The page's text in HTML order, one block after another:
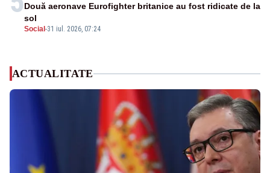
Social -31 iul. 2026, 07:24
Două aeronave Eurofighter britanice au fost ridicate de la
sol
ACTUALITATE